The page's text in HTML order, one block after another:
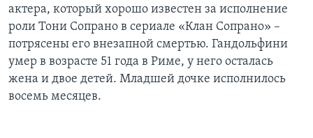
актера, который хорошо известен за исполнение
роли Тони Сопрано в сериале «Клан Сопрано» –
потрясены его внезапной смертью. Гандольфини
умер в возрасте 51 года в Риме, у него осталась
жена и двое детей. Младшей дочке исполнилось
восемь месяцев.